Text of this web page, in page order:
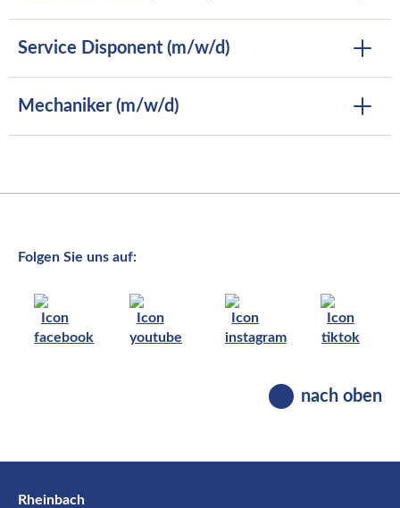
Service Disponent (m/w/d)
Mechaniker (m/w/d)
Folgen Sie uns auf:
nach oben
Rheinbach